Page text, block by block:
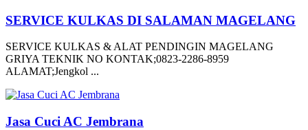
SERVICE KULKAS DI SALAMAN MAGELANG
SERVICE KULKAS & ALAT PENDINGIN MAGELANG
GRIYA TEKNIK NO KONTAK;0823-2286-8959
ALAMAT;Jengkol ...
Jasa Cuci AC Jembrana